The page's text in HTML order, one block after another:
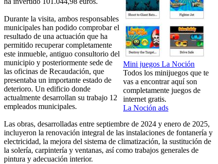
Mini juegos La Noción
Todos los minijuegos que te
vas a encontrar aquí son
completamente juegos de
internet gratis.
La Noción ads
Durante la visita, ambos responsables
municipales han podido comprobar el
resultado de una actuación que ha
permitido recuperar completamente
este inmueble, antiguo consultorio del
municipio y posteriormente sede de
las oficinas de Recaudación, que
presentaba un importante estado de
deterioro. Un edificio donde
actualmente desarrollan su trabajo 12
empleados municipales.
Las obras, desarrolladas entre septiembre de 2024 y enero de 2025,
incluyeron la renovación integral de las instalaciones de fontanería y
electricidad, la mejora del sistema de climatización, la sustitución de
la solería, carpintería y ventanas, así como trabajos generales de
pintura y adecuación interior.